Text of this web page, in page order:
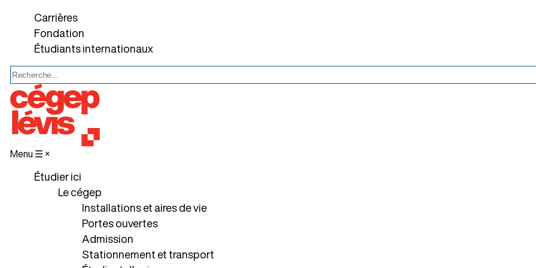
Carrières
Fondation
Étudiants internationaux
Menu ☰ ×
Étudier ici
Le cégep
Installations et aires de vie
Portes ouvertes
Admission
Stationnement et transport